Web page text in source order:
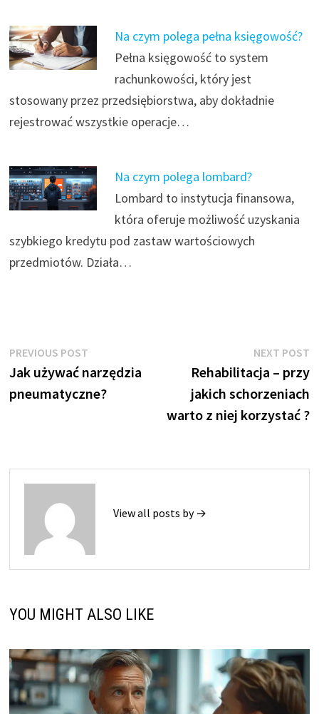
Na czym polega pełna księgowość?
Pełna księgowość to system
rachunkowości, który jest
stosowany przez przedsiębiorstwa, aby dokładnie
rejestrować wszystkie operacje…
Na czym polega lombard?
Lombard to instytucja finansowa,
która oferuje możliwość uzyskania
szybkiego kredytu pod zastaw wartościowych
przedmiotów. Działa…
Nawigacja
wpisu
PREVIOUS POSTPrevious
post:
Jak używać narzędzia
pneumatyczne?
NEXT POST
Rehabilitacja – przy
jakich schorzeniach
warto z niej korzystać ?
View all posts by →
YOU MIGHT ALSO LIKE